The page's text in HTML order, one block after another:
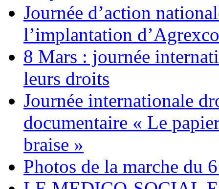
Journée d’action
l’implantation d’Agrexco
8 Mars : journée
leurs droits
Journée internationale
documentaire « Le
braise »
Photos de la marche du